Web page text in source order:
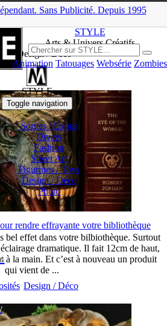
Sans Publicité. Depuis 1995
STYLE
Arts & Univers Créatifs
Animation Tatouages Websérie Zombies
STYLE
Toggle navigation
Sorties/ Expos
Divers
Fashion
Street Art
Figurines/ Toys
Design/ Déco
Photo
▲
Design / Déco
rendre effrayante votre bibliothèque
bel effet dans votre bilbiothèque. Surtout
dramatique. Il fait 12cm de haut,
à la main. Et c’est à nouveau un produit
qui vient de ...
Design / Déco